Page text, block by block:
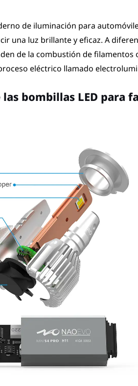
de iluminación para
una luz brillante y eficaz. A
de la combustión de filamentos
eléctrico llamado
bombillas LED para